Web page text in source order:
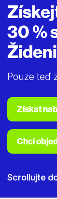
30 %
Pouze teď
Získat
Chci
Scrollujte